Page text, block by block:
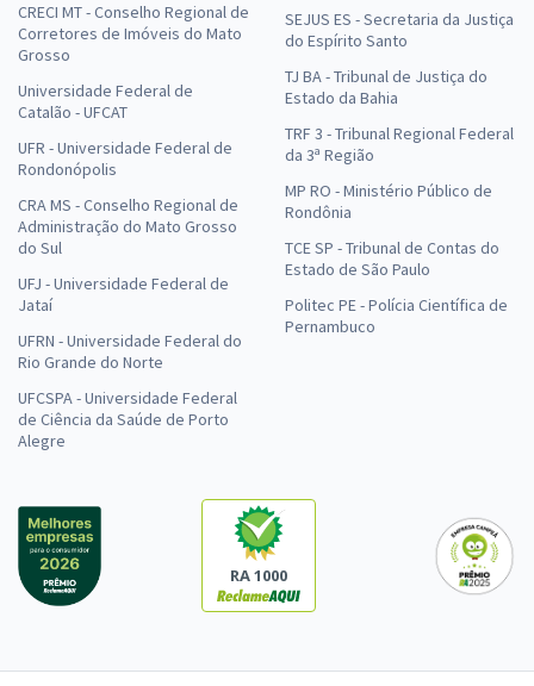
CRECI MT - Conselho Regional de
Corretores de Imóveis do Mato
Grosso
Universidade Federal de
Catalão - UFCAT
UFR - Universidade Federal de
Rondonópolis
CRA MS - Conselho Regional de
Administração do Mato Grosso
do Sul
UFJ - Universidade Federal de
Jataí
UFRN - Universidade Federal do
Rio Grande do Norte
UFCSPA - Universidade Federal
de Ciência da Saúde de Porto
Alegre
SEJUS ES - Secretaria da Justiça
do Espírito Santo
TJ BA - Tribunal de Justiça do
Estado da Bahia
TRF 3 - Tribunal Regional Federal
da 3ª Região
MP RO - Ministério Público de
Rondônia
TCE SP - Tribunal de Contas do
Estado de São Paulo
Politec PE - Polícia Científica de
Pernambuco
RA 1000